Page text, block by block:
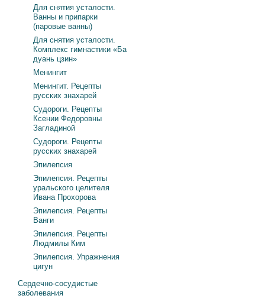
Для снятия усталости.
Ванны и припарки
(паровые ванны)
Для снятия усталости.
Комплекс гимнастики «Ба
дуань цзин»
Менингит
Менингит. Рецепты
русских знахарей
Судороги. Рецепты
Ксении Федоровны
Загладиной
Судороги. Рецепты
русских знахарей
Эпилепсия
Эпилепсия. Рецепты
уральского целителя
Ивана Прохорова
Эпилепсия. Рецепты
Ванги
Эпилепсия. Рецепты
Людмилы Ким
Эпилепсия. Упражнения
цигун
Сердечно-сосудистые
заболевания